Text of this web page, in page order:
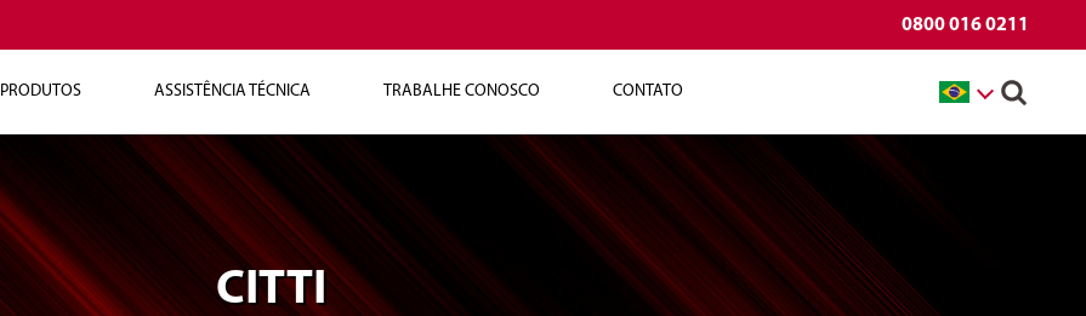
0800 016 0211
PRODUTOS ASSISTÊNCIA TÉCNICA TRABALHE CONOSCO CONTATO
CITTI